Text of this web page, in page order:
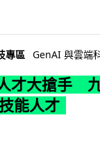
專區 GenAI 與雲端
才大搶手
能人才